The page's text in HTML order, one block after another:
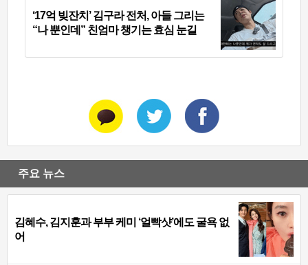
‘17억 빚잔치’ 김구라 전처, 아들 그리는
“나 뿐인데” 친엄마 챙기는 효심 눈길
주요 뉴스
김혜수, 김지훈과 부부 케미 ‘얼빡샷’에도 굴욕 없
어